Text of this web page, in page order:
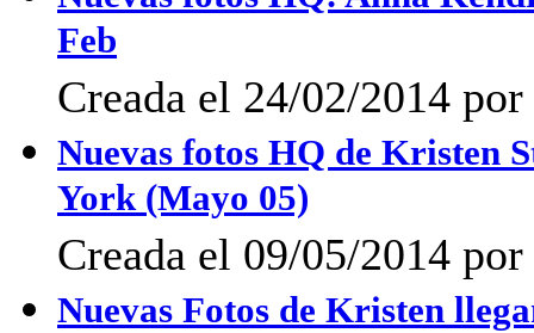
Feb
Creada el 24/02/2014
Nuevas fotos HQ de Kristen
York (Mayo 05)
Creada el 09/05/2014
Nuevas Fotos de Kristen